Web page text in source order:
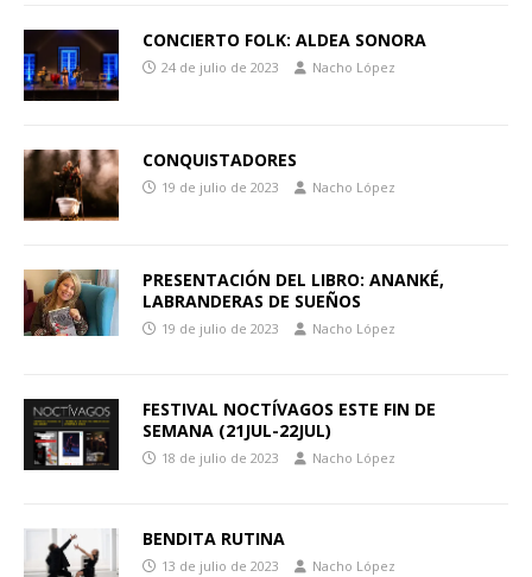
CONCIERTO FOLK: ALDEA SONORA
24 de julio de 2023 Nacho López
CONQUISTADORES
19 de julio de 2023 Nacho López
PRESENTACIÓN DEL LIBRO: ANANKÉ,
LABRANDERAS DE SUEÑOS
19 de julio de 2023 Nacho López
FESTIVAL NOCTÍVAGOS ESTE FIN DE
SEMANA (21JUL-22JUL)
18 de julio de 2023 Nacho López
BENDITA RUTINA
13 de julio de 2023 Nacho López